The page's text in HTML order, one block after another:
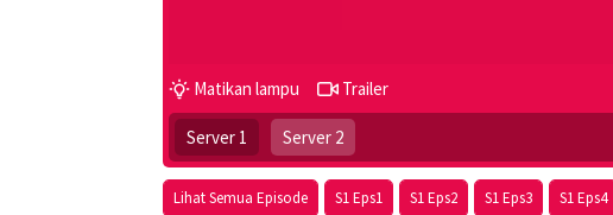
Matikan lampu Trailer
Server 1 Server 2
Lihat Semua Episode S1 Eps1 S1 Eps2 S1 Eps3 S1 Eps4